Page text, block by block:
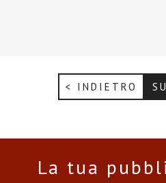
< INDIETRO
La tua